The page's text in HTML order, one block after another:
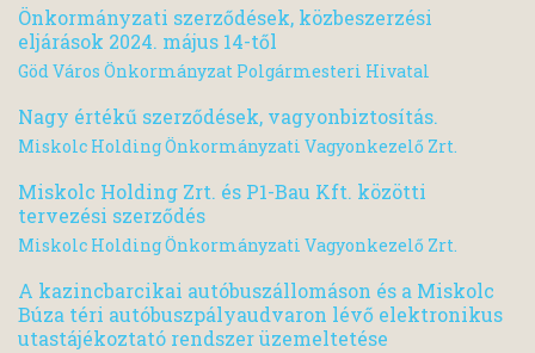
Önkormányzati szerződések, közbeszerzési
eljárások 2024. május 14-től
Göd Város Önkormányzat Polgármesteri Hivatal
Nagy értékű szerződések, vagyonbiztosítás.
Miskolc Holding Önkormányzati Vagyonkezelő Zrt.
Miskolc Holding Zrt. és P1-Bau Kft. közötti
tervezési szerződés
Miskolc Holding Önkormányzati Vagyonkezelő Zrt.
A kazincbarcikai autóbuszállomáson és a Miskolc
Búza téri autóbuszpályaudvaron lévő elektronikus
utastájékoztató rendszer üzemeltetése